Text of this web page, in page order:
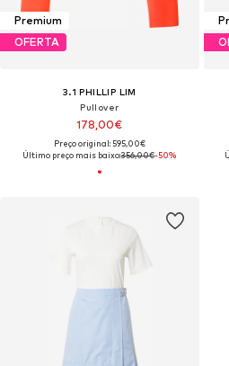
Premium
OFERTA
3.1 PHILLIP LIM
Pullover
178,00€
Preço original: 595,00€
Último preço mais baixo:356,00€-50%